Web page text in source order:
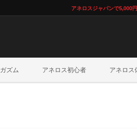
アネロスジャパンで5,000
ズム アネロス初心者 アネロス